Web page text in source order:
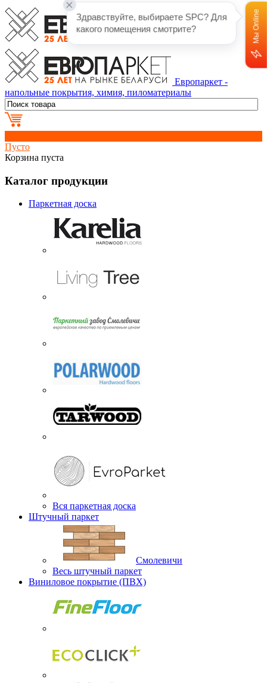
Европаркет -
напольные покрытия, химия, пиломатериалы
Пусто
Корзина пуста
Каталог продукции
Паркетная доска
Вся паркетная доска
Штучный паркет
Смолевичи
Весь штучный паркет
Виниловое покрытие (ПВХ)
Здравствуйте, выбираете SPC? Для
какого помещения смотрите?
Мы Online